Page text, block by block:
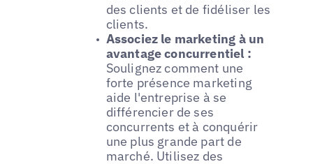
des clients et de fidéliser les
clients.
Associez le marketing à un
avantage concurrentiel :
Soulignez comment une
forte présence marketing
aide l'entreprise à se
différencier de ses
concurrents et à conquérir
une plus grande part de
marché. Utilisez des